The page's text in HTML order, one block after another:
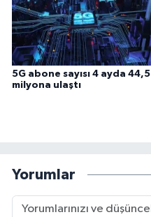
5G abone sayısı 4 ayda 44,5
milyona ulaştı
Yorumlar